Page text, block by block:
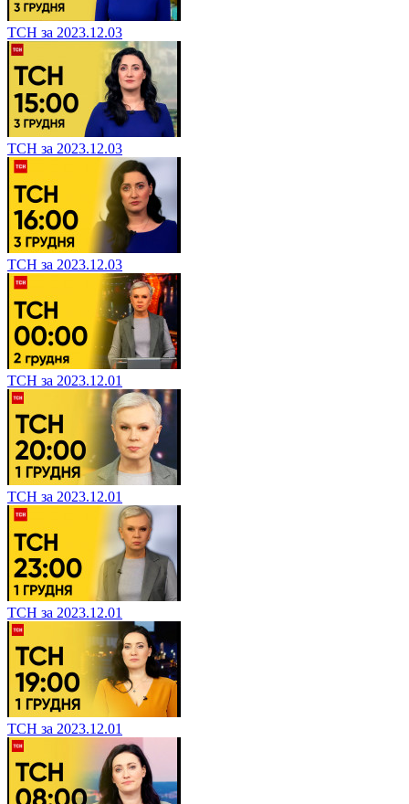
ТСН за 2023.12.03
ТСН за 2023.12.03
ТСН за 2023.12.03
ТСН за 2023.12.01
ТСН за 2023.12.01
ТСН за 2023.12.01
ТСН за 2023.12.01